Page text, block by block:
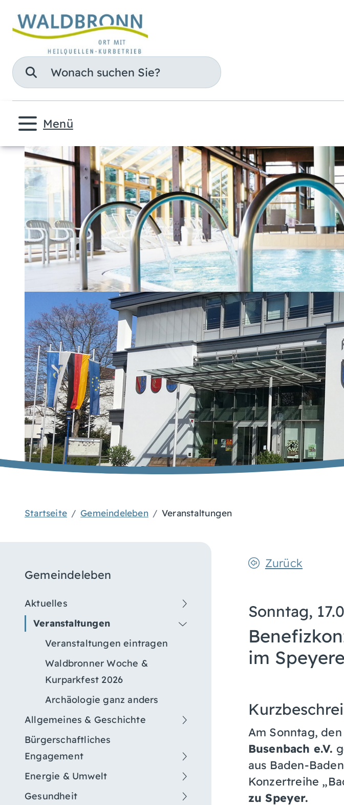
Suche
Menü
Startseite Gemeindeleben Veranstaltungen
Gemeindeleben
Aktuelles
Veranstaltungen
Veranstaltungen eintragen
Waldbronner Woche &
Kurparkfest 2026
Archäologie ganz anders
Allgemeines & Geschichte
Bürgerschaftliches
Engagement
Energie & Umwelt
Gesundheit
Zurück
Sonntag,
im
Am Sonntag,
Busenbach e.V.
aus Baden-
Konzertreihe
zu Speyer.